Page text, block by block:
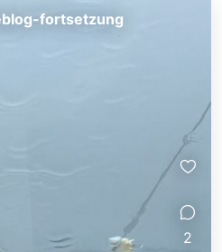
fortsetzung
2